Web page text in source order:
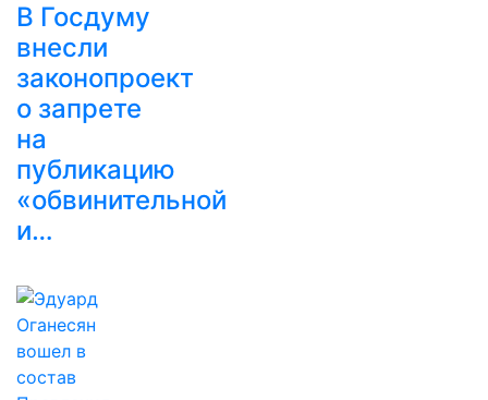
В Госдуму
внесли
законопроект
о запрете
на
публикацию
«обвинительной
и…